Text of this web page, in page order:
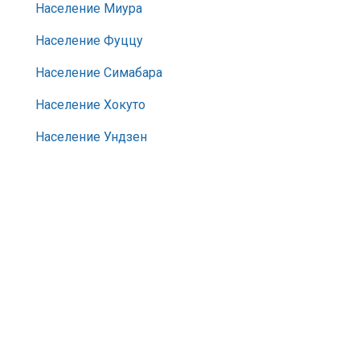
Население Миура
Население Фуццу
Население Симабара
Население Хокуто
Население Ундзен